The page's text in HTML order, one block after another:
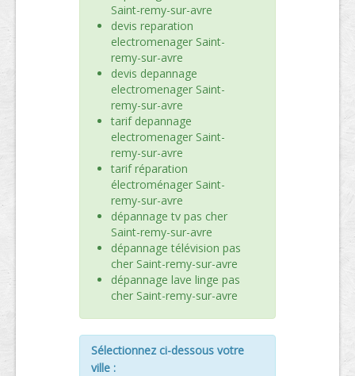
Saint-remy-sur-avre
devis reparation
electromenager Saint-
remy-sur-avre
devis depannage
electromenager Saint-
remy-sur-avre
tarif depannage
electromenager Saint-
remy-sur-avre
tarif réparation
électroménager Saint-
remy-sur-avre
dépannage tv pas cher
Saint-remy-sur-avre
dépannage télévision pas
cher Saint-remy-sur-avre
dépannage lave linge pas
cher Saint-remy-sur-avre
Sélectionnez ci-dessous votre
ville :